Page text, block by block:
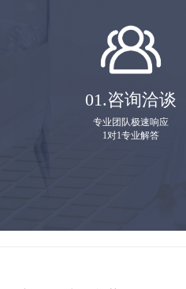
01.咨询洽谈
专业团队极速响应
1对1专业解答